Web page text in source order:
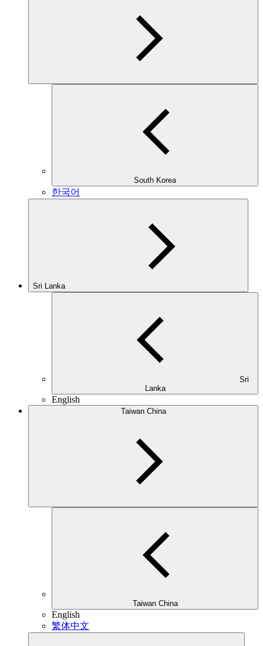
South Korea
한국어
Sri Lanka
Lanka
English
Taiwan China
Taiwan China
English
繁体中文